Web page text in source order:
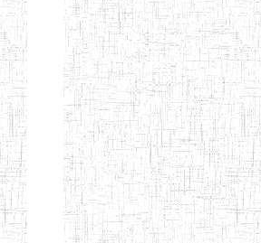
Etablissements
d'enseignement
normal
ENI